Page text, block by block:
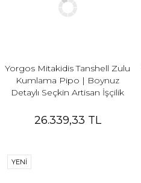
Yorgos Mitakidis Tanshell Zulu
Kumlama Pipo | Boynuz
Detaylı Seçkin Artisan İşçilik
26.339,33 TL
YENİ